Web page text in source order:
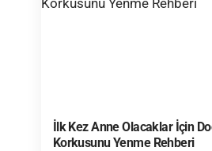
İlk Kez Anne Olacaklar İçin
Korkusunu Yenme Rehberi